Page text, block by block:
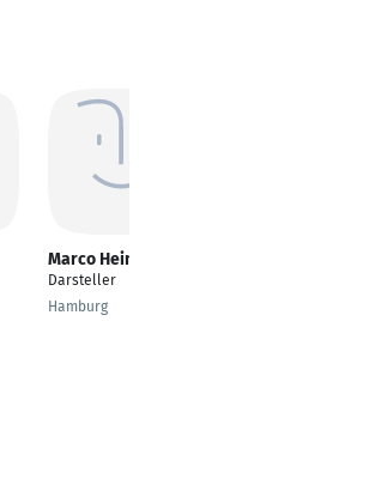
Marco Heinrich
Darsteller
Hamburg